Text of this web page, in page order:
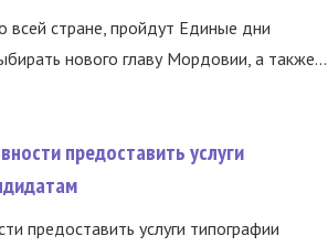
всей стране, пройдут Единые дни
нового главу Мордовии, а также...
предоставить услуги
предоставить услуги типографии